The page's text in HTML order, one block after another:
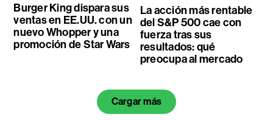
Burger King dispara sus
ventas en EE.UU. con un
nuevo Whopper y una
promoción de Star Wars
La acción más rentable
del S&P 500 cae con
fuerza tras sus
resultados: qué
preocupa al mercado
Cargar más